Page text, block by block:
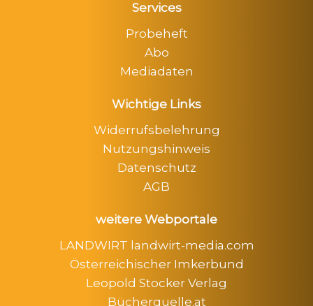
Services
Probeheft
Abo
Mediadaten
Wichtige Links
Widerrufsbelehrung
Nutzungshinweis
Datenschutz
AGB
weitere Webportale
LANDWIRT landwirt-media.com
Österreichischer Imkerbund
Leopold Stocker Verlag
Bücherquelle.at